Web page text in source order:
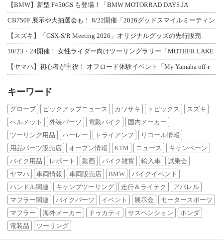
【BMW】新型 F450GS も登場！「BMW MOTORRAD DAYS JA
CB750F 展示や大抽選会も！ 8/22開催「2026グッドスマイルミーティン
【スズキ】「GSX-S/R Meeting 2026」オリジナルグッズの先行販売
10/23・24開催！ 女性ライダー向けツーリングラリー「MOTHER LAKE
【ヤマハ】初心者が主役！ オフロード体験イベント「My Yamaha off-r
キーワード
グローブ ピックアップニュース カワサキ トピックス
スズキ
ヘルメット
外装パーツ 電動バイク
国内メーカー
ツーリング用品
ハーレー トライアンフ
リコール情報
用品パーツ販売店
オープン情報 KTM ニュース
キャンペーン
バイク用品
レポート 動画 バイク雑貨 輸入車
試乗会
ヤマハ
車両情報 車両販売店 BMW
バイクイベント
ハンドル関連
キャンプツーリング 走行＆ライテク
アパレル
マフラー関連
バイクパーツ イベント 展示会
モータースポーツ
マフラー
海外メーカー ドゥカティ サスペンション
ホンダ
電装品
ツーリング